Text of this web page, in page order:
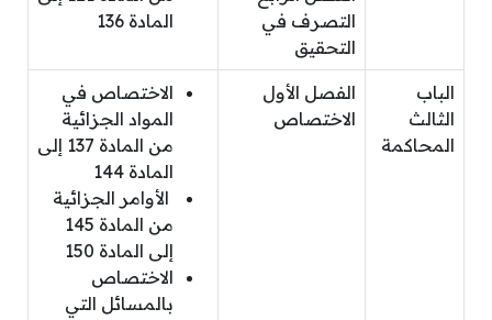
التصرف في
التحقيق
المادة 136
الباب
الثالث
المحاكمة
الفصل الأول
الاختصاص
الاختصاص في
المواد الجزائية
من المادة 137 إلى
المادة 144
الأوامر الجزائية
من المادة 145
إلى المادة 150
الاختصاص
بالمسائل التي